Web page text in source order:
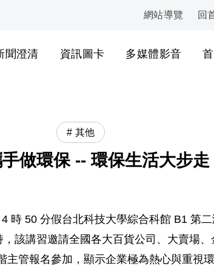
:::
網站導覽 回
聞澄清 資訊圖卡 多媒體影音
其他
做環保 -- 環保生活大步走
時 50 分假台北科技大學綜合科館 B1 第
該講習邀請全國各大百貨公司、大賣場
管報名參加，顯示企業極為熱心與重視環